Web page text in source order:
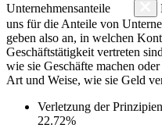
Unternehmensanteile
uns für die Anteile von
geben also an, in welchen
Geschäftstätigkeit vertreten
wie sie Geschäfte machen
Art und Weise, wie sie Geld
Verletzung der
22.72%